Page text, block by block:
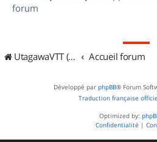
forum
UtagawaVTT (Randos VTT et VTTAE avec traces GPS) Accueil forum
Développé par phpBB® Forum
Traduction française
Optimized by:
Confidentialité |